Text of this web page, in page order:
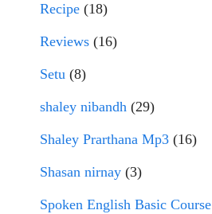
Recipe (18)
Reviews (16)
Setu (8)
shaley nibandh (29)
Shaley Prarthana Mp3 (16)
Shasan nirnay (3)
Spoken English Basic Course